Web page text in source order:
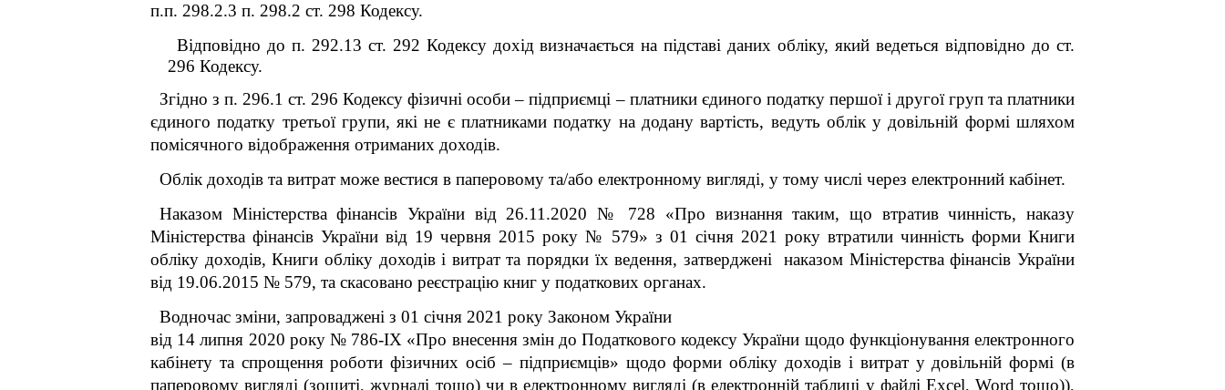
п.п. 298.2.3 п. 298.2 ст. 298 Кодексу.
Відповідно до п. 292.13 ст. 292 Кодексу дохід визначається на підставі даних обліку, який ведеться відповідно до ст.
296 Кодексу.
Згідно з п. 296.1 ст. 296 Кодексу фізичні особи – підприємці – платники єдиного податку першої і другої груп та платники
єдиного податку третьої групи, які не є платниками податку на додану вартість, ведуть облік у довільній формі шляхом
помісячного відображення отриманих доходів.
Облік доходів та витрат може вестися в паперовому та/або електронному вигляді, у тому числі через електронний кабінет.
Наказом Міністерства фінансів України від 26.11.2020 № 728 «Про визнання таким, що втратив чинність, наказу
Міністерства фінансів України від 19 червня 2015 року № 579» з 01 січня 2021 року втратили чинність форми Книги
обліку доходів, Книги обліку доходів і витрат та порядки їх ведення, затверджені наказом Міністерства фінансів України
від 19.06.2015 № 579, та скасовано реєстрацію книг у податкових органах.
Водночас зміни, запроваджені з 01 січня 2021 року Законом України
від 14 липня 2020 року № 786-IX «Про внесення змін до Податкового кодексу України щодо функціонування електронного
кабінету та спрощення роботи фізичних осіб – підприємців» щодо форми обліку доходів і витрат у довільній формі (в
паперовому вигляді (зошиті, журналі тощо) чи в електронному вигляді (в електронній таблиці у файлі Excel, Word тощо)),